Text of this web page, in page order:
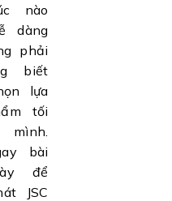
nào
dàng
phải
biết
lựa
tối
mình.
bài
để
JSC